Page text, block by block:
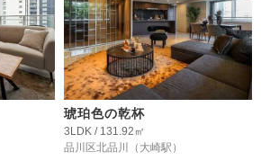
琥珀色の乾杯
3LDK / 131.92㎡
品川区北品川
（大崎駅）